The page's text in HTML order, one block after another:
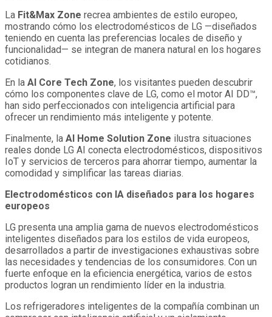
La Fit&Max Zone recrea ambientes de estilo europeo,
mostrando cómo los electrodomésticos de LG —diseñados
teniendo en cuenta las preferencias locales de diseño y
funcionalidad— se integran de manera natural en los hogares
cotidianos.
En la AI Core Tech Zone, los visitantes pueden descubrir
cómo los componentes clave de LG, como el motor AI DD™,
han sido perfeccionados con inteligencia artificial para
ofrecer un rendimiento más inteligente y potente.
Finalmente, la AI Home Solution Zone ilustra situaciones
reales donde LG AI conecta electrodomésticos, dispositivos
IoT y servicios de terceros para ahorrar tiempo, aumentar la
comodidad y simplificar las tareas diarias.
Electrodomésticos con IA diseñados para los hogares
europeos
LG presenta una amplia gama de nuevos electrodomésticos
inteligentes diseñados para los estilos de vida europeos,
desarrollados a partir de investigaciones exhaustivas sobre
las necesidades y tendencias de los consumidores. Con un
fuerte enfoque en la eficiencia energética, varios de estos
productos logran un rendimiento líder en la industria.
Los refrigeradores inteligentes de la compañía combinan un